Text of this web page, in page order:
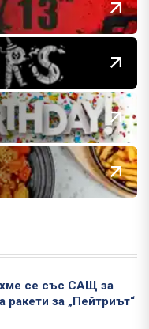
се със САЩ за
ракети за „Пейтриът“